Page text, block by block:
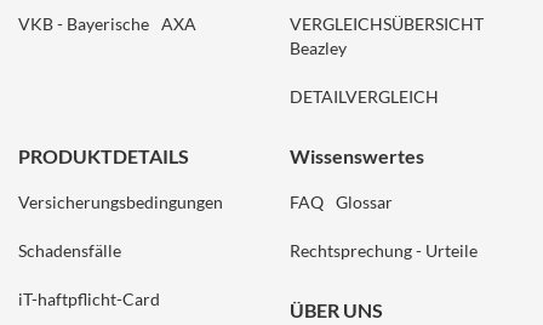
VKB - Bayerische AXA
VERGLEICHSÜBERSICHT
Beazley
DETAILVERGLEICH
PRODUKTDETAILS
Versicherungsbedingungen
Schadensfälle
iT-haftpflicht-Card
Wissenswertes
FAQ Glossar
Rechtsprechung - Urteile
ÜBER UNS